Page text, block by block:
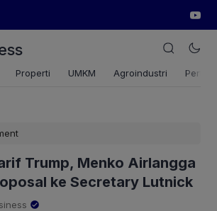
Properti UMKM Agroindustri
Trump, Menko Airlangga
ke Secretary Lutnick